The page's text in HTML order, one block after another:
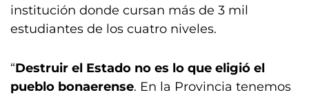
institución donde cursan más de 3 mil
estudiantes de los cuatro niveles.
“Destruir el Estado no es lo que eligió el
pueblo bonaerense. En la Provincia tenemos